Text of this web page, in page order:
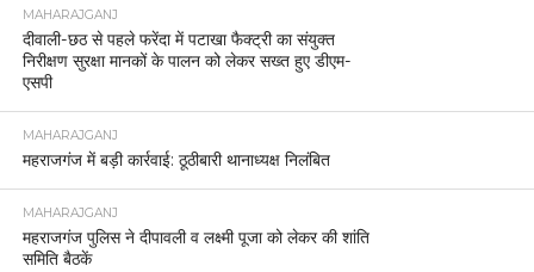
MAHARAJGANJ
दीवाली-छठ से पहले फरेंदा में पटाखा फैक्ट्री का संयुक्त
निरीक्षण सुरक्षा मानकों के पालन को लेकर सख्त हुए डीएम-
एसपी
MAHARAJGANJ
महराजगंज में बड़ी कार्रवाई: ठूठीबारी थानाध्यक्ष निलंबित
MAHARAJGANJ
महराजगंज पुलिस ने दीपावली व लक्ष्मी पूजा को लेकर की शांति
समिति बैठकें